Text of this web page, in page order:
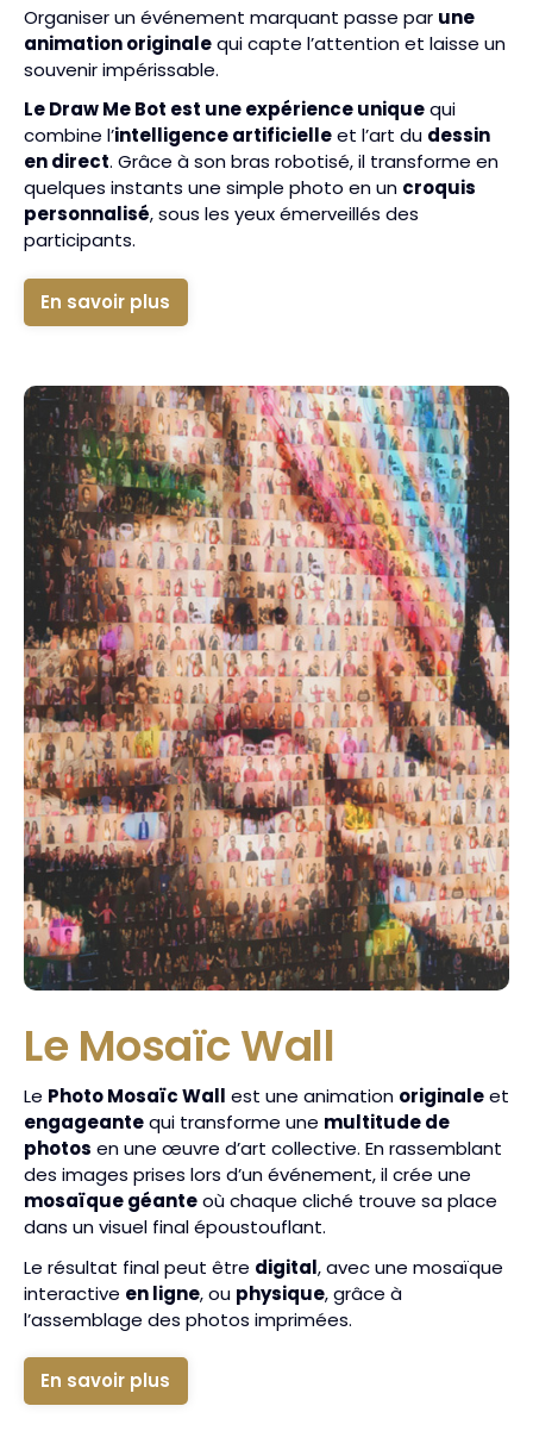
Organiser un événement marquant passe par une
animation originalequi capte l’attention et laisse un
souvenir impérissable.
Le Draw Me Bot est une expérience uniquequi
combine l’intelligence artificielleet l’art du dessin
en direct. Grâce à son bras robotisé, il transforme en
quelques instants une simple photo en un croquis
personnalisé, sous les yeux émerveillés des
participants.
En savoir plus
Le Mosaïc Wall
Le Photo Mosaïc Wall est une animation originaleet
engageantequi transforme une multitude de
photos en une œuvre d’art collective. En rassemblant
des images prises lors d’un événement, il crée une
mosaïque géanteoù chaque cliché trouve sa place
dans un visuel final époustouflant.
Le résultat final peut être digital, avec une mosaïque
interactive en ligne, ou physique, grâce à
l’assemblage des photos imprimées.
En savoir plus